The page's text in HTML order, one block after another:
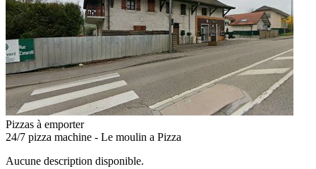
Pizzas à emporter
24/7 pizza machine - Le moulin a Pizza
Aucune description disponible.